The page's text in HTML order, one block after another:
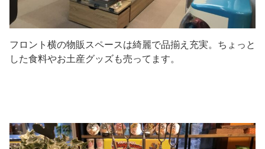
フロント横の物販スペースは綺麗で品揃え充実。ちょっと
した食料やお土産グッズも売ってます。